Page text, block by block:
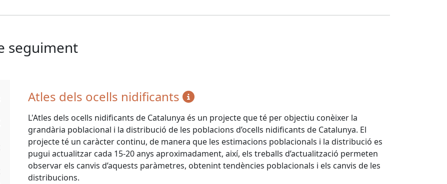
seguiment
Atles dels ocells nidificants
L'Atles dels ocells nidificants de Catalunya és un projecte que té per objectiu conèixer la
grandària poblacional i la distribució de les poblacions d’ocells nidificants de Catalunya. El
projecte té un caràcter continu, de manera que les estimacions poblacionals i la distribució es
pugui actualitzar cada 15-20 anys aproximadament, així, els treballs d’actualització permeten
observar els canvis d’aquests paràmetres, obtenint tendències poblacionals i els canvis de les
distribucions.